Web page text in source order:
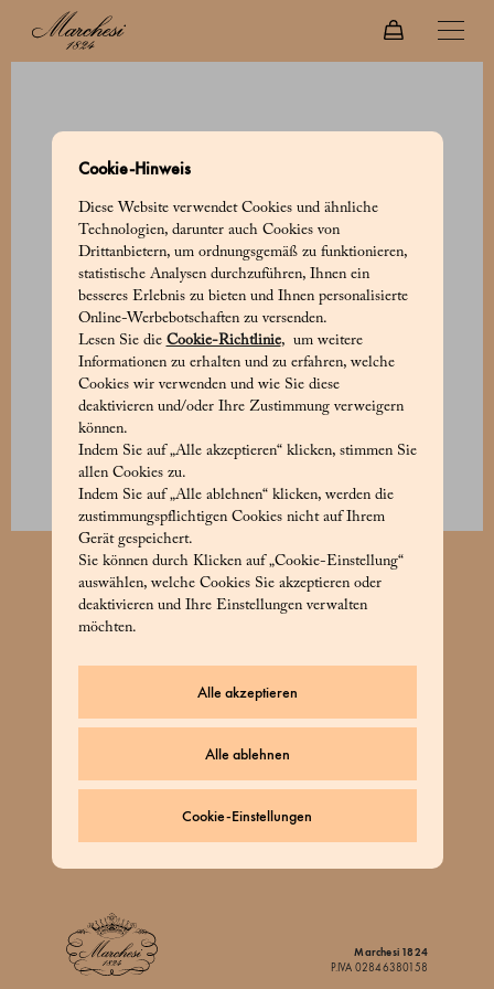
Cookie-Hinweis
Diese Website verwendet Cookies und ähnliche
Technologien, darunter auch Cookies von
Drittanbietern, um ordnungsgemäß zu funktionieren,
statistische Analysen durchzuführen, Ihnen ein
besseres Erlebnis zu bieten und Ihnen personalisierte
Online-Werbebotschaften zu versenden.
Lesen Sie die Cookie-Richtlinie, um weitere
Informationen zu erhalten und zu erfahren, welche
Cookies wir verwenden und wie Sie diese
deaktivieren und/oder Ihre Zustimmung verweigern
können.
Indem Sie auf „Alle akzeptieren“ klicken, stimmen Sie
allen Cookies zu.
Indem Sie auf „Alle ablehnen“ klicken, werden die
zustimmungspflichtigen Cookies nicht auf Ihrem
Gerät gespeichert.
Sie können durch Klicken auf „Cookie-Einstellung“
auswählen, welche Cookies Sie akzeptieren oder
deaktivieren und Ihre Einstellungen verwalten
möchten.
Alle akzeptieren
Alle ablehnen
Cookie-Einstellungen
BESTELLEN SIE UNSEREN NEWSLETTER
RECHTLICHE BEDINGUNGEN
Marchesi 1824
P.IVA 02846380158